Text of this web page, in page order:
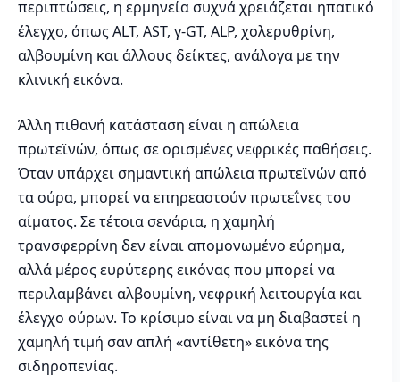
περιπτώσεις, η ερμηνεία συχνά χρειάζεται ηπατικό
έλεγχο, όπως ALT, AST, γ-GT, ALP, χολερυθρίνη,
αλβουμίνη και άλλους δείκτες, ανάλογα με την
κλινική εικόνα.
Άλλη πιθανή κατάσταση είναι η απώλεια
πρωτεϊνών, όπως σε ορισμένες νεφρικές παθήσεις.
Όταν υπάρχει σημαντική απώλεια πρωτεϊνών από
τα ούρα, μπορεί να επηρεαστούν πρωτεΐνες του
αίματος. Σε τέτοια σενάρια, η χαμηλή
τρανσφερρίνη δεν είναι απομονωμένο εύρημα,
αλλά μέρος ευρύτερης εικόνας που μπορεί να
περιλαμβάνει αλβουμίνη, νεφρική λειτουργία και
έλεγχο ούρων. Το κρίσιμο είναι να μη διαβαστεί η
χαμηλή τιμή σαν απλή «αντίθετη» εικόνα της
σιδηροπενίας.